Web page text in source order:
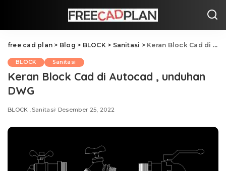
free cad plan > Blog > BLOCK> Sanitasi > Keran Block Cad di Autocad , unduhan DWG
BLOCK Sanitasi
Keran Block Cad di Autocad , unduhan
DWG
BLOCK Sanitasi Desember 25, 2022